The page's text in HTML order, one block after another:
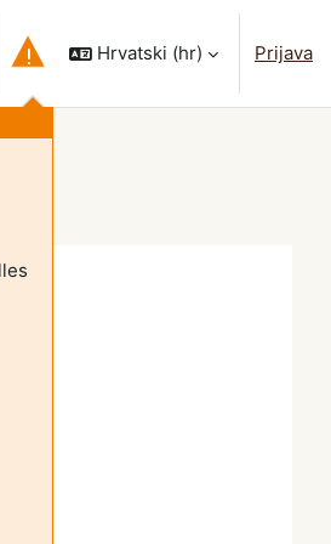
search inputHrvatski ‎(hr)‎ Prijava